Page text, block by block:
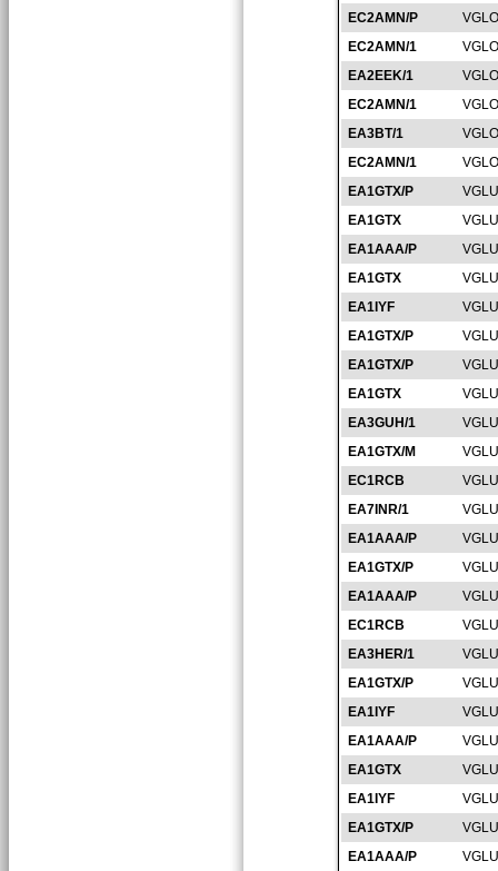
EC2AMN/P
EC2AMN/1
EA2EEK/1
EC2AMN/1
EA3BT/1
EC2AMN/1
EA1GTX/P
EA1GTX
EA1AAA/P
EA1GTX
EA1IYF
EA1GTX/P
EA1GTX/P
EA1GTX
EA3GUH/1
EA1GTX/M
EC1RCB
EA7INR/1
EA1AAA/P
EA1GTX/P
EA1AAA/P
EC1RCB
EA3HER/1
EA1GTX/P
EA1IYF
EA1AAA/P
EA1GTX
EA1IYF
EA1GTX/P
EA1AAA/P